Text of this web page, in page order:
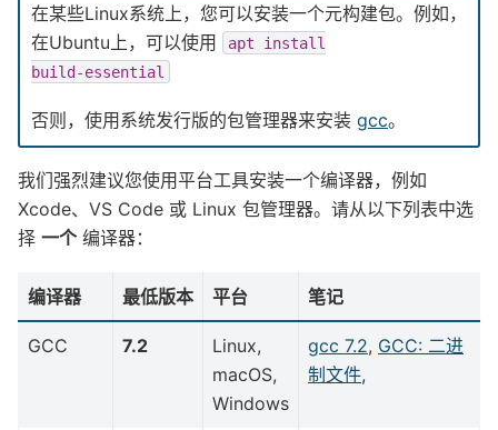
在某些Linux系统上，您可以安装一个元构建包。例如，
在Ubuntu上，可以使用
apt
install
build-essential
否则，使用系统发行版的包管理器来安装 gcc。
我们强烈建议您使用平台工具安装一个编译器，例如
Xcode、VS Code 或 Linux 包管理器。请从以下列表中选
择 一个编译器：
编译器 最低版本 平台 笔记
GCC 7.2
Linux,
macOS,
Windows
gcc 7.2, GCC: 二进
制文件,